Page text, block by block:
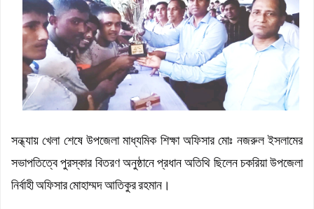
সন্ধ্যায় খেলা শেষে উপজেলা মাধ্যমিক শিক্ষা অফিসার মোঃ নজরুল ইসলামের
সভাপতিত্বে পুরস্কার বিতরণ অনুষ্ঠানে প্রধান অতিথি ছিলেন চকরিয়া উপজেলা
নির্বাহী অফিসার মোহাম্মদ আতিকুর রহমান।